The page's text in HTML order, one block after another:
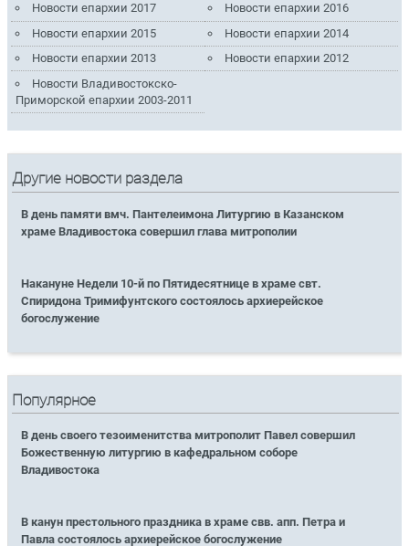
Новости епархии 2017
Новости епархии 2016
Новости епархии 2015
Новости епархии 2014
Новости епархии 2013
Новости епархии 2012
Новости Владивостокско-
Приморской епархии 2003-2011
Другие новости раздела
В день памяти вмч. Пантелеимона Литургию в Казанском
храме Владивостока совершил глава митрополии
Накануне Недели 10-й по Пятидесятнице в храме свт.
Спиридона Тримифунтского состоялось архиерейское
богослужение
Популярное
В день своего тезоименитства митрополит Павел совершил
Божественную литургию в кафедральном соборе
Владивостока
В канун престольного праздника в храме свв. апп. Петра и
Павла состоялось архиерейское богослужение